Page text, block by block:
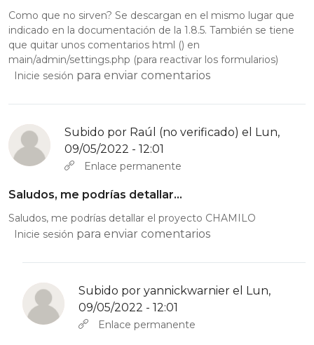
Como que no sirven? Se descargan en el mismo lugar que
indicado en la documentación de la 1.8.5. También se tiene
que quitar unos comentarios html () en
main/admin/settings.php (para reactivar los formularios)
Inicie sesión para enviar comentarios
Subido por Raúl (no verificado) el Lun,
09/05/2022 - 12:01
Enlace permanente
Saludos, me podrías detallar…
Saludos, me podrías detallar el proyecto CHAMILO
Inicie sesión para enviar comentarios
Subido por yannickwarnier el Lun,
09/05/2022 - 12:01
En respuesta a Saludos, me podrías detallar…
Enlace permanente